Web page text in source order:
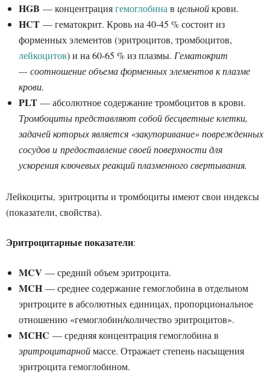
HGB — концентрациягемоглобина в цельнойкрови.
HCT — гематокрит. Кровь на 40-45 % состоит из
форменных элементов (эритроцитов, тромбоцитов,
лейкоцитов) и на 60-65 % из плазмы. Гематокрит
— соотношение объема форменных элементов к плазме
крови.
PLT — абсолютное содержание тромбоцитов в крови.
Тромбоциты представляют собой бесцветные клетки,
задачей которых является «закупоривание» поврежденных
сосудов и предоставление своей поверхности для
ускорения ключевых реакций плазменного свертывания.
Лейкоциты, эритроциты и тромбоциты имеют свои индексы
(показатели, свойства).
Эритроцитарные показатели:
MCV — средний объем эритроцита.
MCH — среднее содержание гемоглобина в отдельном
эритроците в абсолютных единицах, пропорциональное
отношению «гемоглобин/количество эритроцитов».
MCHC — средняя концентрация гемоглобина в
эритроцитарноймассе. Отражает степень насыщения
эритроцита гемоглобином.